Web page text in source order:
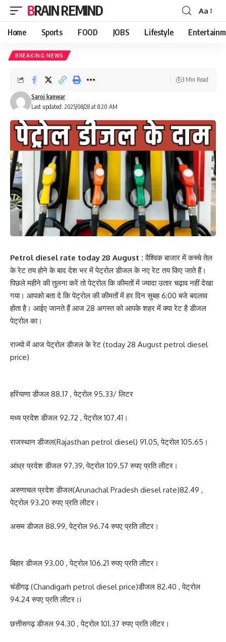
BRAIN REMIND
Font
Resizer
Aa
Home Sports FOOD JOBS Lifestyle
BREAKING NEWS
Last updated: 2025/08/28 at 8:20 AM
Saroj kanwar
3 Min Read
Petrol diesel rate today 28 August :वैश्विक बाजार में कच्चे तेल
के रेट तय होने के बाद देश भर में पेट्रोल डीजल के नए रेट तय किए जाते हैं।
पिछले महीने की तुलना करें तो पेट्रोल कि कीमतों में ज्यादा उतार चढ़ाव नहीं देखा
गया। आपको बता दे कि पेट्रोल की कीमतों में हर दिन सुबह 6:00 बजे बदलाव
होता है। आईए जानते हैं आज 28 अगस्त को आपके शहर में क्या रेट है डीजल
पेट्रोल का।
राज्यो में आज पेट्रोल डीजल के रेट (today 28 August petrol diesel
price)
हरियाणा डीजल 88.17 , पेट्रोल 95.33/ लिटर
मध्य प्रदेश डीजल 92.72 , पेट्रोल 107.41।
राजस्थान डीजल(Rajasthan petrol diesel) 91.05, पेट्रोल 105.65।
आंध्र प्रदेश डीजल 97.39, पेट्रोल 109.57 रुपए प्रति लीटर।
अरुणाचल प्रदेश डीजल(Arunachal Pradesh diesel rate)82.49 ,
पेट्रोल 93.20 रुपए प्रति लीटर।
असम डीजल 88.99, पेट्रोल 96.74 रुपए प्रति लीटर।
बिहार डीजल 93.00 , पेट्रोल 106.21 रुपए प्रति लीटर।
चंडीगढ़ (Chandigarh petrol diesel price)डीजल 82.40 , पेट्रोल
94.24 रुपए प्रति लीटर।i
छत्तीसगढ़ डीजल 94.30 , पेट्रोल 101.37 रुपए प्रति लीटर।